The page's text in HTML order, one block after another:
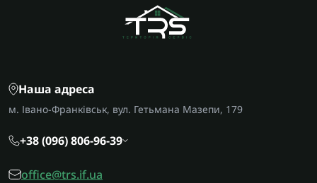
Наша адреса
м. Івано-Франківськ, вул. Гетьмана Мазепи, 179
+38 (096) 806-96-39
office@trs.if.ua